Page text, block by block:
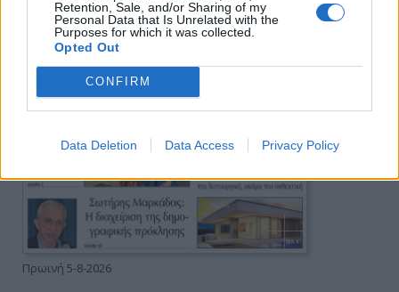
Retention, Sale, and/or Sharing of my
Personal Data that Is Unrelated with the
Purposes for which it was collected.
Opted Out
CONFIRM
Data Deletion Data Access Privacy Policy
Πρωινή 5-8-2026